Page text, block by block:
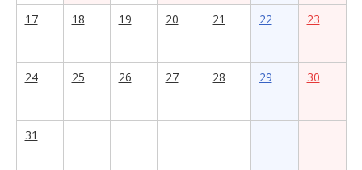
17
18 19 20 21 22 23
24 25 26 27 28 29 30
31